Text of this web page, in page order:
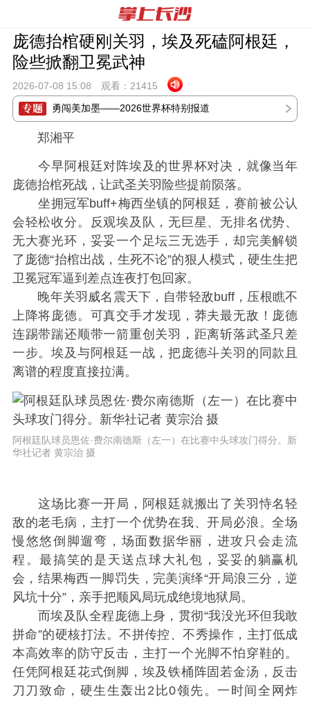
庞德抬棺硬刚关羽，埃及死磕阿根廷，
险些掀翻卫冕武神
2026-07-08 15:08 观看： 21415
勇闯美加墨——2026世界杯特别报道
郑湘平
今早阿根廷对阵埃及的世界杯对决，就像当年
庞德抬棺死战，让武圣关羽险些提前陨落。
坐拥冠军buff+梅西坐镇的阿根廷，赛前被公认
会轻松收分。反观埃及队，无巨星、无排名优势、
无大赛光环，妥妥一个足坛三无选手，却完美解锁
了庞德“抬棺出战，生死不论”的狠人模式，硬生生把
卫冕冠军逼到差点连夜打包回家。
晚年关羽威名震天下，自带轻敌buff，压根瞧不
上降将庞德。可真交手才发现，莽夫最无敌！庞德
连踢带踹还顺带一箭重创关羽，距离斩落武圣只差
一步。埃及与阿根廷一战，把庞德斗关羽的同款且
离谱的程度直接拉满。
阿根廷队球员恩佐·费尔南德斯（左一）在比赛中头球攻门得分。新
华社记者 黄宗治 摄
这场比赛一开局，阿根廷就搬出了关羽恃名轻
敌的老毛病，主打一个优势在我、开局必浪。全场
慢悠悠倒脚遛弯，场面数据华丽，进攻只会走流
程。最搞笑的是天送点球大礼包，妥妥的躺赢机
会，结果梅西一脚罚失，完美演绎“开局浪三分，逆
风坑十分”，亲手把顺风局玩成绝境地狱局。
而埃及队全程庞德上身，贯彻“我没光环但我敢
拼命”的硬核打法。不拼传控、不秀操作，主打低成
本高效率的防守反击，主打一个光脚不怕穿鞋的。
任凭阿根廷花式倒脚，埃及铁桶阵固若金汤，反击
刀刀致命，硬生生轰出2比0领先。一时间全网炸